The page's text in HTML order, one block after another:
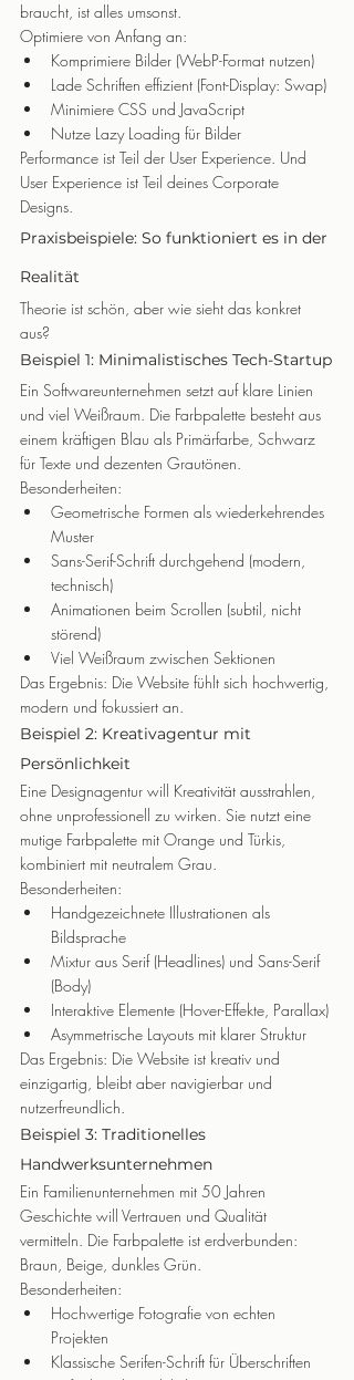
braucht, ist alles umsonst.
Optimiere von Anfang an:
Komprimiere Bilder (WebP-Format nutzen)
Lade Schriften effizient (Font-Display: Swap)
Minimiere CSS und JavaScript
Nutze Lazy Loading für Bilder
Performance ist Teil der User Experience. Und
User Experience ist Teil deines Corporate
Designs.
Praxisbeispiele: So funktioniert es in der
Realität
Theorie ist schön, aber wie sieht das konkret
aus?
Beispiel 1: Minimalistisches Tech-Startup
Ein Softwareunternehmen setzt auf klare Linien
und viel Weißraum. Die Farbpalette besteht aus
einem kräftigen Blau als Primärfarbe, Schwarz
für Texte und dezenten Grautönen.
Besonderheiten:
Geometrische Formen als wiederkehrendes
Muster
Sans-Serif-Schrift durchgehend (modern,
technisch)
Animationen beim Scrollen (subtil, nicht
störend)
Viel Weißraum zwischen Sektionen
Das Ergebnis: Die Website fühlt sich hochwertig,
modern und fokussiert an.
Beispiel 2: Kreativagentur mit
Persönlichkeit
Eine Designagentur will Kreativität ausstrahlen,
ohne unprofessionell zu wirken. Sie nutzt eine
mutige Farbpalette mit Orange und Türkis,
kombiniert mit neutralem Grau.
Besonderheiten:
Handgezeichnete Illustrationen als
Bildsprache
Mixtur aus Serif (Headlines) und Sans-Serif
(Body)
Interaktive Elemente (Hover-Effekte, Parallax)
Asymmetrische Layouts mit klarer Struktur
Das Ergebnis: Die Website ist kreativ und
einzigartig, bleibt aber navigierbar und
nutzerfreundlich.
Beispiel 3: Traditionelles
Handwerksunternehmen
Ein Familienunternehmen mit 50 Jahren
Geschichte will Vertrauen und Qualität
vermitteln. Die Farbpalette ist erdverbunden:
Braun, Beige, dunkles Grün.
Besonderheiten:
Hochwertige Fotografie von echten
Projekten
Klassische Serifen-Schrift für Überschriften